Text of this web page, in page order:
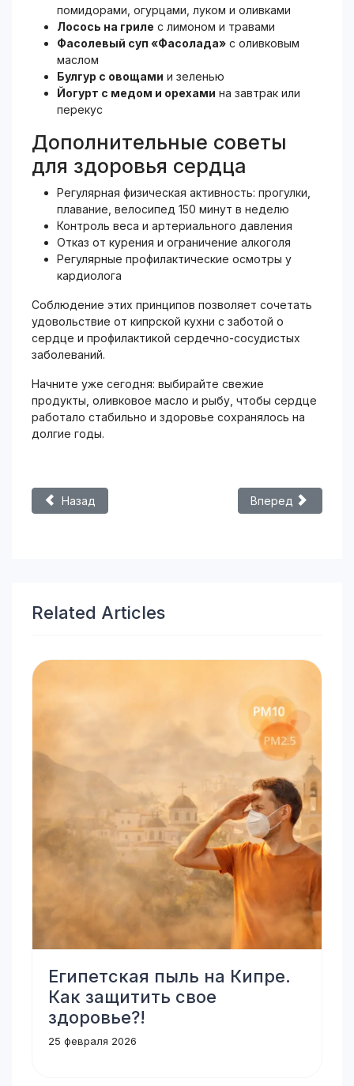
помидорами, огурцами, луком и оливками
Лосось на гриле с лимоном и травами
Фасолевый суп «Фасолада» с оливковым
маслом
Булгур с овощами и зеленью
Йогурт с медом и орехами на завтрак или
перекус
Дополнительные советы
для здоровья сердца
Регулярная физическая активность: прогулки,
плавание, велосипед 150 минут в неделю
Контроль веса и артериального давления
Отказ от курения и ограничение алкоголя
Регулярные профилактические осмотры у
кардиолога
Соблюдение этих принципов позволяет сочетать
удовольствие от кипрской кухни с заботой о
сердце и профилактикой сердечно-сосудистых
заболеваний.
Начните уже сегодня: выбирайте свежие
продукты, оливковое масло и рыбу, чтобы сердце
работало стабильно и здоровье сохранялось на
долгие годы.
Предыдущий: Тревожные расстройства и депрессия
Назад Следующий: Как
Вперед
Related Articles
Египетская пыль на Кипре.
Как защитить свое
здоровье?!
25 февраля 2026